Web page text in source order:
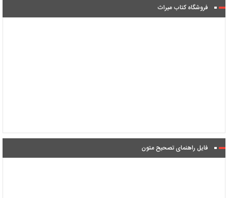
فروشگاه کتاب میراث
فایل راهنمای تصحیح متون